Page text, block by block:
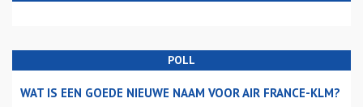
POLL
WAT IS EEN GOEDE NIEUWE NAAM VOOR AIR FRANCE-KLM?